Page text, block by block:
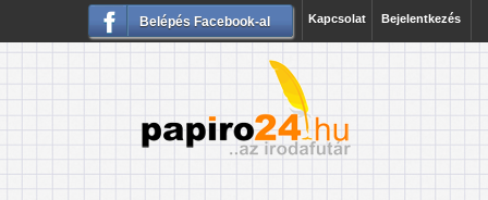
Bejelentkezés
Kapcsolat
Belépés Facebook-al